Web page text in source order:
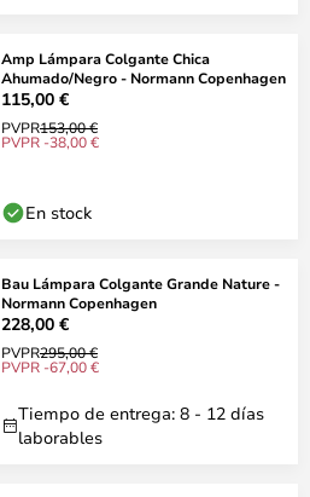
Amp Lámpara Colgante Chica
Ahumado/Negro - Normann Copenhagen
115,00 €
PVPR153,00 €
PVPR -38,00 €
En stock
Bau Lámpara Colgante Grande Nature -
Normann Copenhagen
228,00 €
PVPR295,00 €
PVPR -67,00 €
Tiempo de entrega: 8 - 12 días
laborables